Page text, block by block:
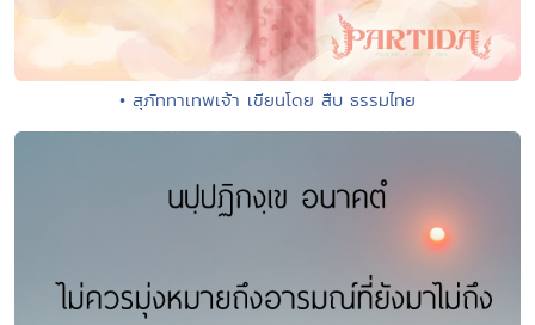
• สุภัททาเทพเจ้า เขียนโดย สืบ ธรรมไทย